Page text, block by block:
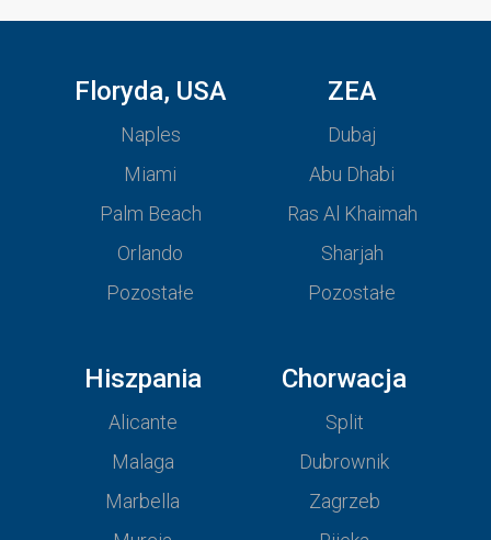
Floryda, USA
Naples
Miami
Palm Beach
Orlando
Pozostałe
ZEA
Dubaj
Abu Dhabi
Ras Al Khaimah
Sharjah
Pozostałe
Hiszpania
Alicante
Malaga
Marbella
Chorwacja
Split
Dubrownik
Zagrzeb